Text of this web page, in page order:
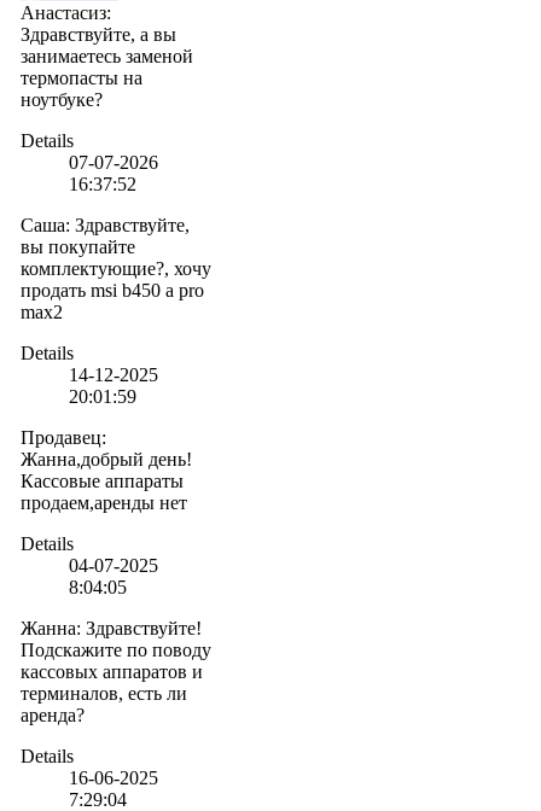
Анастасиз:
Здравствуйте, а вы
занимаетесь заменой
термопасты на
ноутбуке?
Details
07-07-2026
16:37:52
Саша: Здравствуйте,
вы покупайте
комплектующие?, хочу
продать msi b450 a pro
max2
Details
14-12-2025
20:01:59
Продавец:
Жанна,добрый день!
Кассовые аппараты
продаем,аренды нет
Details
04-07-2025
8:04:05
Жанна: Здравствуйте!
Подскажите по поводу
кассовых аппаратов и
терминалов, есть ли
аренда?
Details
16-06-2025
7:29:04